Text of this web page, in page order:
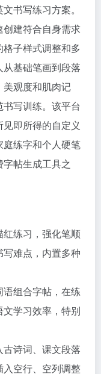
书写练习方案。
建符合自身需求
子样式调整和多
基础笔画到段落
观度和肌肉记
写训练。该平台
即所得的自定义
练字和个人硬笔
帖生成工具之
红练习，强化笔顺
难点，内置多种
语组合字帖，在练
学习效率，特别
古诗词、课文段落
空行、空列调整